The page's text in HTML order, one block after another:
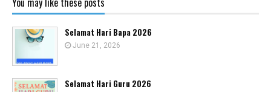
Selamat Hari Bapa 2026
June 21, 2026
Selamat Hari Guru 2026